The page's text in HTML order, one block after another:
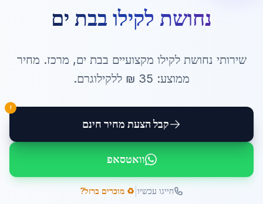
נחושת לקילו בבת ים
שירותי נחושת לקילו מקצועיים בבת ים, מרכז. מחיר
ממוצע: 35 ₪ ללקילוגרם.
קבל הצעת מחיר חינם
!
וואטסאפ
חייגו עכשיו ♻️ מוכרים ברזל?